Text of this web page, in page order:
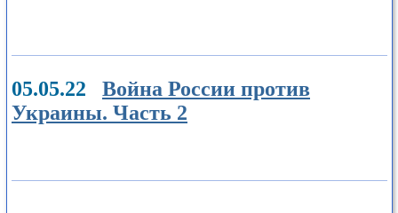
05.05.22 Война России против
Украины. Часть 2